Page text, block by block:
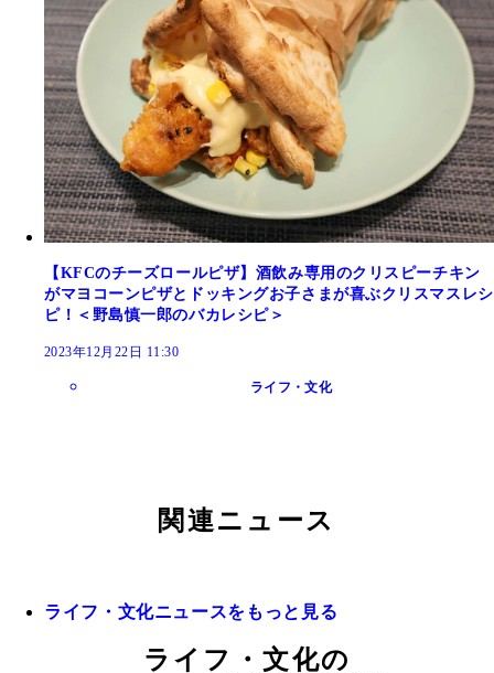
【KFCのチーズロールピザ】酒飲み専用のクリスピーチキン
がマヨコーンピザとドッキングお子さまが喜ぶクリスマスレシ
ピ！＜野島慎一郎のバカレシピ＞
2023年12月22日 11:30
ライフ・文化
関連ニュース
ライフ・文化ニュースをもっと見る
ライフ・文化の